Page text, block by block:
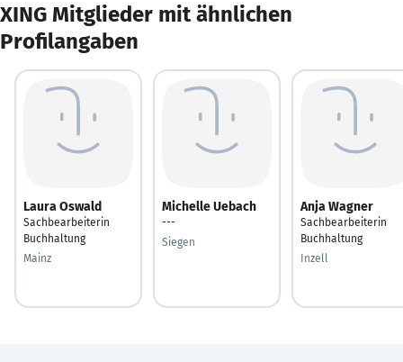
XING Mitglieder mit ähnlichen
Profilangaben
Laura Oswald
Sachbearbeiterin
Buchhaltung
Mainz
Michelle Uebach
---
Siegen
Anja Wagner
Sachbearbeiterin
Buchhaltung
Inzell